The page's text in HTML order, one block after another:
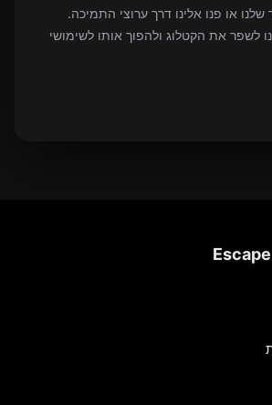
או פנו אלינו דרך ערוצי התמיכה.
לשפר את הקטלוג ולהפוך אותו לשימושי